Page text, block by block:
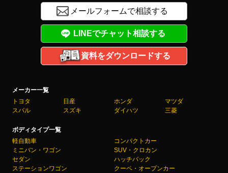
メーカー一覧
トヨタ
日産 ホンダ
マツダ
スバル
スズキ ダイハツ 三菱
ボディタイプ一覧
軽自動車
コンパクトカー
ミニバン・ワゴン
SUV・クロカン
セダン
ハッチバック
ステーションワゴン
クーペ・オープンカー
メールフォームで相談する
LINEでチャット相談する
資料をダウンロードする